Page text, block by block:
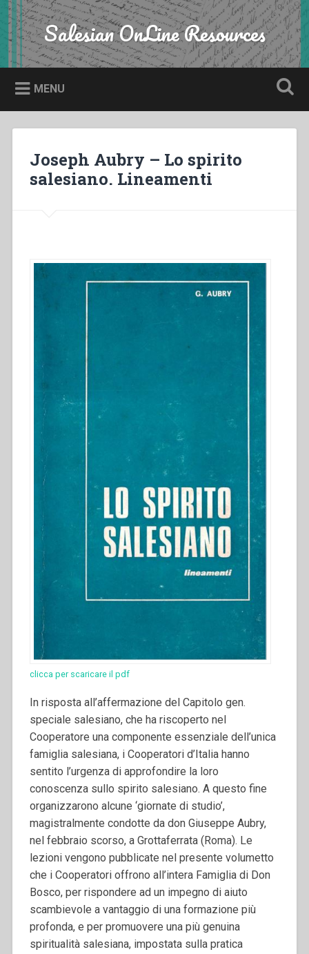
Skip
to
content
Search Salesian OnLine Resources
MENU
Joseph Aubry – Lo spirito
salesiano. Lineamenti
clicca per scaricare il pdf
In risposta all’affermazione del Capitolo gen.
speciale salesiano, che ha riscoperto nel
Cooperatore una componente essenziale dell’unica
famiglia salesiana, i Cooperatori d’Italia hanno
sentito l’urgenza di approfondire la loro
conoscenza sullo spirito salesiano. A questo fine
organizzarono alcune ‘giornate di studio’,
magistralmente condotte da don Giuseppe Aubry,
nel febbraio scorso, a Grottaferrata (Roma). Le
lezioni vengono pubblicate nel presente volumetto
che i Cooperatori offrono all’intera Famiglia di Don
Bosco, per rispondere ad un impegno di aiuto
scambievole a vantaggio di una formazione più
profonda, e per promuovere una più genuina
spiritualità salesiana, impostata sulla pratica